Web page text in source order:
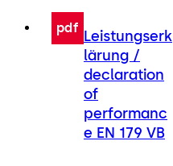
pdf Leistungserk
lärung /
declaration
of
performanc
e EN 179 VB